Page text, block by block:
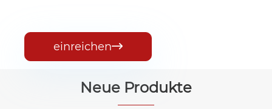
einreichen
Neue Produkte